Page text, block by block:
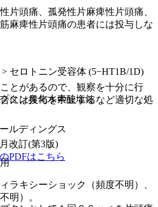
頭痛、孤発性片麻痺性片頭痛、
麻痺性片頭痛の患者には投与しな
とがあるので、観察を十分に行
には投与を中止するなど適切な処
キシーショック（頻度不明）、
明）。
> セロトニン受容体 (5−HT1B/1D)
タン臭化水素酸塩錠
ルディングス
改訂(第3版)
PDFはこちら